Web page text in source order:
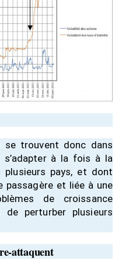
se trouvent donc dans
à la fois à la
pays, et dont
passagère et liée à une
de croissance
de perturber plusieurs
attaquent